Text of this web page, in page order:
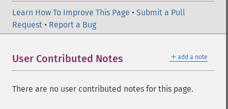
Learn How To Improve This Page • Submit a Pull
Request • Report a Bug
＋ add a note
User Contributed Notes
There are no user contributed notes for this page.